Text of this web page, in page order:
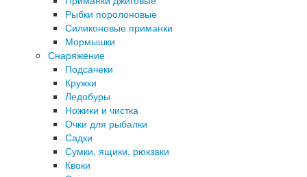
Рыбки поролоновые
Силиконовые приманки
Мормышки
Снаряжение
Подсачеки
Кружки
Ледобуры
Ножики и чистка
Очки для рыбалки
Садки
Сумки, ящики, рюкзаки
Квоки